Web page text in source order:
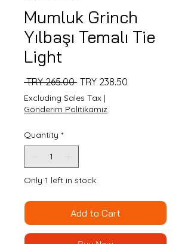
Mumluk Grinch
Yılbaşı Temalı Tie
Light
TRY 265.00 Regular
Price
TRY 238.50
Excluding Sales Tax |
Gönderim Politikamız
Quantity *
Only 1 left in stock
Add to Cart